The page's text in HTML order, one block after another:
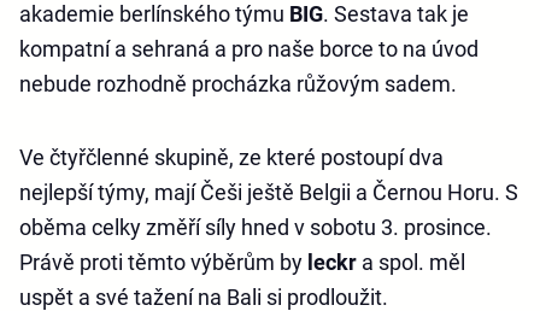
akademie berlínského týmu BIG. Sestava tak je
kompatní a sehraná a pro naše borce to na úvod
nebude rozhodně procházka růžovým sadem.
Ve čtyřčlenné skupině, ze které postoupí dva
nejlepší týmy, mají Češi ještě Belgii a Černou Horu. S
oběma celky změří síly hned v sobotu 3. prosince.
Právě proti těmto výběrům by leckr a spol. měl
uspět a své tažení na Bali si prodloužit.